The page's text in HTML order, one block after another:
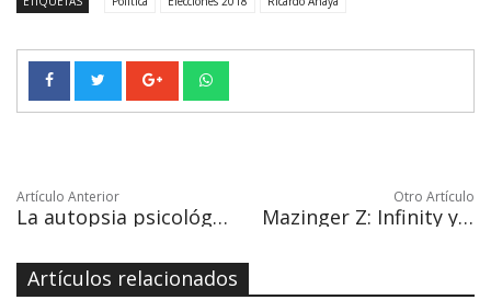
Artículo Anterior
La autopsia psicológica, una herramienta para prevenir el suicidio
Otro Artículo
Mazinger Z: Infinity y el gigante que se apodera del mundo
Artículos relacionados